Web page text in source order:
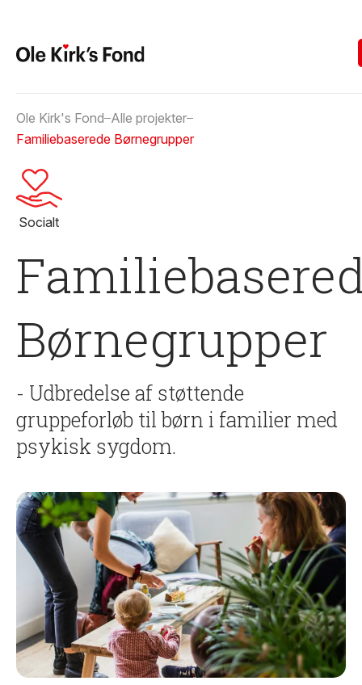
Ole Kirk's Fond Alle projekter
Familiebaserede Børnegrupper
Socialt
Børnegrupper
- Udbredelse af støttende
gruppeforløb til børn i familier med
psykisk sygdom.